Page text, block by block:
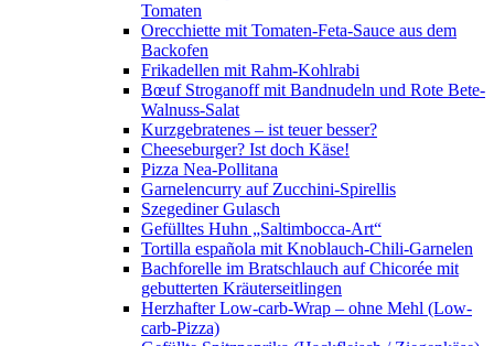
Tomaten
Orecchiette mit Tomaten-Feta-Sauce aus dem
Backofen
Frikadellen mit Rahm-Kohlrabi
Bœuf Stroganoff mit Bandnudeln und Rote Bete-
Walnuss-Salat
Kurzgebratenes – ist teuer besser?
Cheeseburger? Ist doch Käse!
Pizza Nea-Pollitana
Garnelencurry auf Zucchini-Spirellis
Szegediner Gulasch
Gefülltes Huhn „Saltimbocca-Art“
Tortilla española mit Knoblauch-Chili-Garnelen
Bachforelle im Bratschlauch auf Chicorée mit
gebutterten Kräuterseitlingen
Herzhafter Low-carb-Wrap – ohne Mehl (Low-
carb-Pizza)